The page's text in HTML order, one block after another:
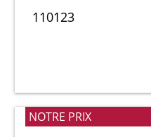
110123
NOTRE PRIX